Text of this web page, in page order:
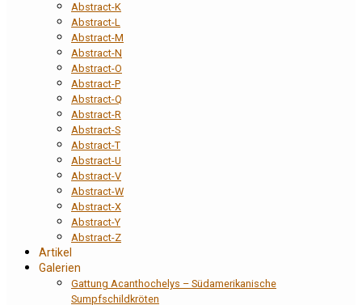
Abstract-K
Abstract-L
Abstract-M
Abstract-N
Abstract-O
Abstract-P
Abstract-Q
Abstract-R
Abstract-S
Abstract-T
Abstract-U
Abstract-V
Abstract-W
Abstract-X
Abstract-Y
Abstract-Z
Artikel
Galerien
Gattung Acanthochelys – Südamerikanische
Sumpfschildkröten